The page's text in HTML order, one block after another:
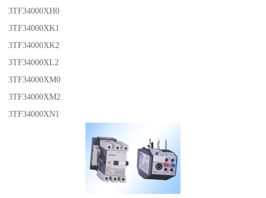
3TF34000XH0
3TF34000XK1
3TF34000XK2
3TF34000XL2
3TF34000XM0
3TF34000XM2
3TF34000XN1